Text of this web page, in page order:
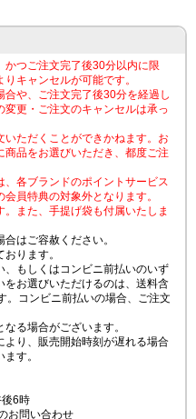
つご注文完了後30分以内に限
キャンセルが可能です。
や、ご注文完了後30分を経過し
更・ご注文のキャンセルは承っ
ただくことができかねます。お
品をお選びいただき、都度ご注
各ブランドのポイントサービス
員特典の対象外となります。
また、手提げ袋も付属いたしま
はご容赦ください。
ります。
もしくはコンビニ前払いのいず
お選びいただけるのは、送料含
。コンビニ前払いの場合、ご注文
る場合がございます。
り、販売開始時刻が遅れる場合
す。
6時
お問い合わせ